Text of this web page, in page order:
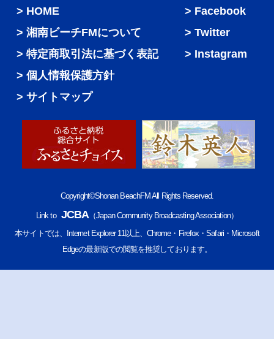
HOME
湘南ビーチFMについて
特定商取引法に基づく表記
個人情報保護方針
サイトマップ
Facebook
Twitter
Instagram
Copyright©Shonan BeachFM All Rights Reserved.
Link to JCBA（Japan Community Broadcasting Association）
本サイトでは、Internet Explorer 11以上、Chrome・Firefox・Safari・Microsoft
Edgeの最新版での閲覧を推奨しております。